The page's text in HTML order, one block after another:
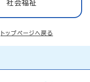
社会福祉
トップページへ戻る